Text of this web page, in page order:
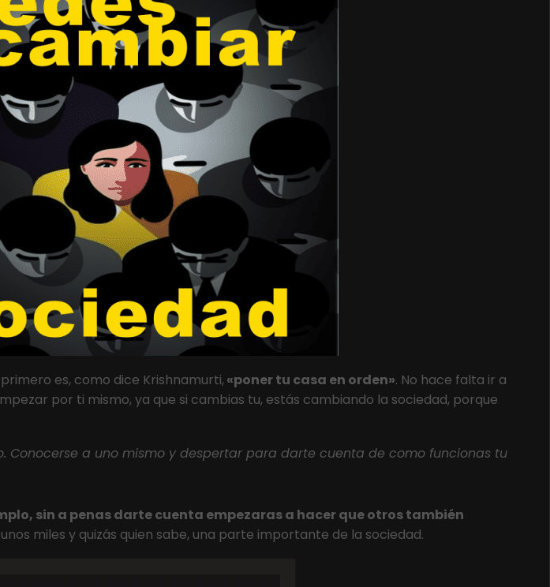
es, como dice Krishnamurti, «poner tu casa en orden». No hace falta ir a
por ti mismo, ya que si cambias tu, estás cambiando la sociedad, porque
a uno mismo y despertar para darte cuenta de como funcionas tu
sin a penas darte cuenta empezaras a hacer que otros también
miles y quizás quien sabe, una parte importante de la sociedad.